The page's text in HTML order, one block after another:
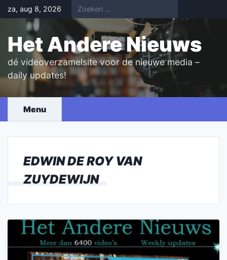
Skip
to
content
za, aug 8, 2026
Het Andere Nieuws
dé videoverzamelsite voor de nieuwe media –
daily updates!
Menu
EDWIN DE ROY VAN
ZUYDEWIJN